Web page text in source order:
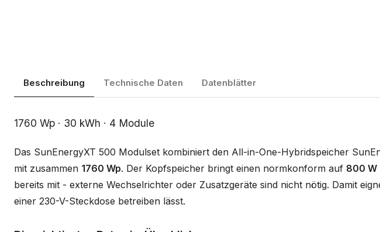
Beschreibung Technische Daten Datenblätter
Beschreibung
1760 Wp · 30 kWh · 4 Module
Das SunEnergyXT 500 Modulset kombiniert den All-in-One-Hybridspeicher
mit zusammen 1760 Wp. Der Kopfspeicher bringt einen normkonform auf 800 W
bereits mit - externe Wechselrichter oder Zusatzgeräte sind nicht nötig. Damit
einer 230-V-Steckdose betreiben lässt.